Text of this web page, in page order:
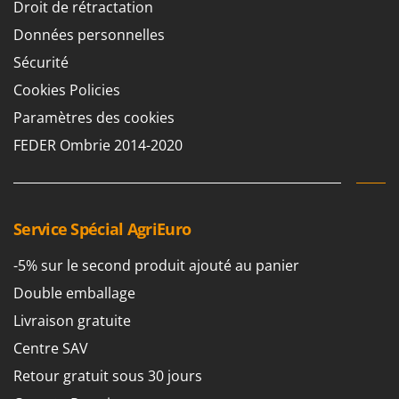
Groupes électrogènes
Gyrobroyeurs à lame pour tracteur
H
Haches - Cognées et Hachettes
Hachoirs à viande
Herses à Dents
Lames à neige
Lave-vitres
Lieuses électriques pour vignes
M
Machines à pâtes
E
EcoFlow
Edilmark
Effeuno
Einhell
Elegen
Eschenfelder
EuroMech
F
Fama Industrie
Famag
Droit de rétractation
Données personnelles
Sécurité
Cookies Policies
Paramètres des cookies
FEDER Ombrie 2014-2020
Service Spécial AgriEuro
-5% sur le second produit ajouté au panier
Double emballage
Livraison gratuite
Centre SAV
Retour gratuit sous 30 jours